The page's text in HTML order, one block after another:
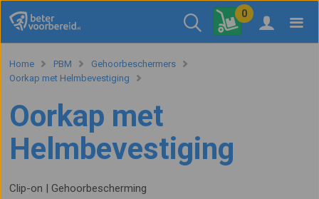
0
Home PBM
Gehoorbeschermers
Oorkap met Helmbevestiging
Oorkap met
Helmbevestiging
Clip-on | Gehoorbescherming